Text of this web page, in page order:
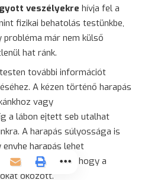
veszélyekre hívja fel a
fizikai behatolás testünkbe,
már nem külső
hat ránk.
további információt
A kézen történő harapás
vagy
a lábon ejtett seb utalhat
A harapás súlyossága is
harapás lehet
seb jelezheti, hogy a
okozott.